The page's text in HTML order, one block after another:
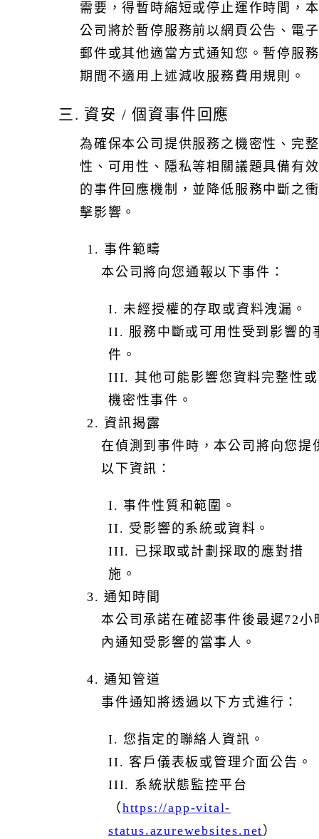
需要，得暫時縮短或停止運作時間，本
公司將於暫停服務前以網頁公告、電子
郵件或其他適當方式通知您。暫停服務
期間不適用上述減收服務費用規則。
三. 資安 / 個資事件回應
為確保本公司提供服務之機密性、完整
性、可用性、隱私等相關議題具備有效
的事件回應機制，並降低服務中斷之衝
擊影響。
1. 事件範疇
本公司將向您通報以下事件：
I. 未經授權的存取或資料洩漏。
II. 服務中斷或可用性受到影響的
件。
III. 其他可能影響您資料完整性或
機密性事件。
2. 資訊揭露
在偵測到事件時，本公司將向您提
以下資訊：
I. 事件性質和範圍。
II. 受影響的系統或資料。
III. 已採取或計劃採取的應對措
施。
3. 通知時間
本公司承諾在確認事件後最遲72小
內通知受影響的當事人。
4. 通知管道
事件通知將透過以下方式進行：
I. 您指定的聯絡人資訊。
II. 客戶儀表板或管理介面公告。
III. 系統狀態監控平台
（ https://app-vital-
status.azurewebsites.net ）